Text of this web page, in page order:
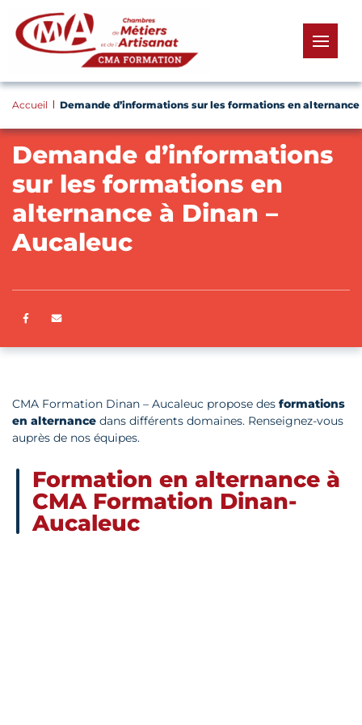
menu
Accueil Demande d’informations sur les formations en alternance
Demande d’informations
sur les formations en
alternance à Dinan –
Aucaleuc
Partager sur Facebook
CMA Formation Dinan – Aucaleuc propose des formations
en alternance dans différents domaines. Renseignez-vous
auprès de nos équipes.
Formation en alternance à
CMA Formation Dinan-
Aucaleuc